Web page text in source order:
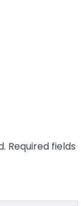
Required fields